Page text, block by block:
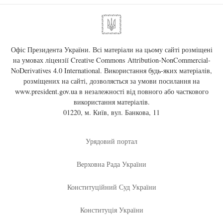
Офіс Президента України. Всі матеріали на цьому сайті розміщені
на умовах ліцензії Creative Commons Attribution-NonCommercial-
NoDerivatives 4.0 International. Використання будь-яких матеріалів,
розміщених на сайті, дозволяється за умови посилання на
www.president.gov.uaв незалежності від повного або часткового
використання матеріалів.
01220, м. Київ, вул. Банкова, 11
Урядовий портал
Верховна Рада України
Конституційний Суд України
Конституція України